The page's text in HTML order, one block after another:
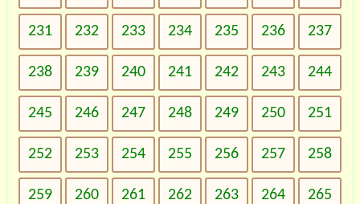
231 232 233 234 235 236 237
238 239 240 241 242 243 244
245 246 247 248 249 250 251
252 253 254 255 256 257 258
259 260 261 262 263 264 265